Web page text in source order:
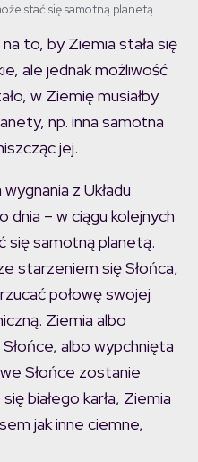
stać się samotną planetą
to, by Ziemia stała się
ale jednak możliwość
w Ziemię musiałby
np. inna samotna
jej.
z Układu
dnia – w ciągu kolejnych
się samotną planetą.
starzeniem się Słońca,
połowę swojej
Ziemia albo
albo wypchnięta
Słońce zostanie
białego karła, Ziemia
jak inne ciemne,